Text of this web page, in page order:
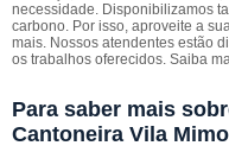
necessidade. Disponibilizamos
carbono. Por isso, aproveite a
mais. Nossos atendentes estão
os trabalhos oferecidos. Saiba
Para saber mais
Cantoneira Vila